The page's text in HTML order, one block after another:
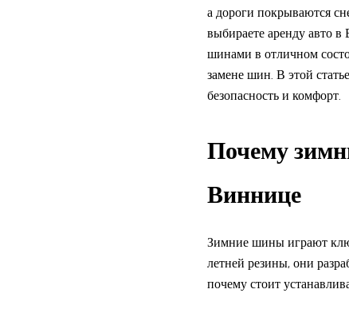
а дороги покрываются
выбираете аренду авто
шинами в отличном
замене шин. В этой
безопасность и комфорт.
Почему
Виннице
Зимние шины играют
летней резины, они
почему стоит